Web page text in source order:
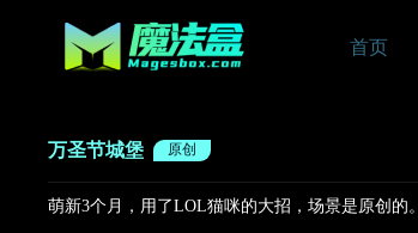
首页
万圣节城堡 原创
萌新3个月，用了LOL猫咪的大招，场景是原创的。